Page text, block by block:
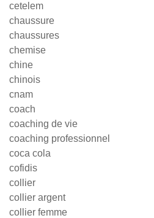
cetelem
chaussure
chaussures
chemise
chine
chinois
cnam
coach
coaching de vie
coaching professionnel
coca cola
cofidis
collier
collier argent
collier femme